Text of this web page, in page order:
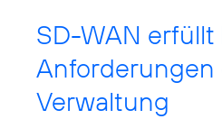
SD-WAN erfüllt
Anforderungen
Verwaltung